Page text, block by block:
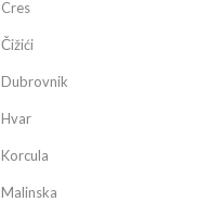
Cres
Čižići
Dubrovnik
Hvar
Korcula
Malinska